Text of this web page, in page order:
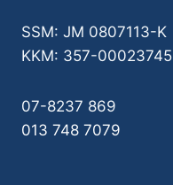
SSM: JM 0807113-K
KKM: 357-
07-8237 869
013 748 7079